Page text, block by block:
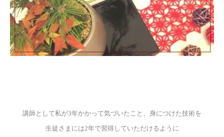
講師として私が3年かかって気づいたこと、身につけた技術を
生徒さまには2年で習得していただけるように